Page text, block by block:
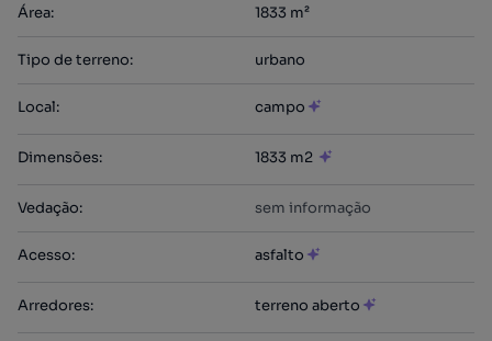
Área: 1833 m²
Tipo de terreno: urbano
Local: campo
Dimensões: 1833 m2
Vedação: sem informação
Acesso: asfalto
Arredores: terreno aberto